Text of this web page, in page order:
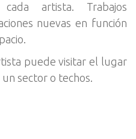
artista. Trabajos
nuevas en función
puede visitar el lugar
sector o techos.